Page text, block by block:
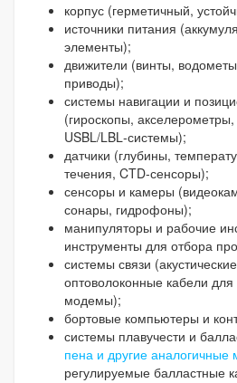
корпус (герметичный,
источники питания
элементы);
движители (винты,
приводы);
системы навигации и
(гироскопы, акселерометры,
USBL/LBL‑системы);
датчики (глубины,
течения, CTD‑сенсоры);
сенсоры и камеры
сонары, гидрофоны);
манипуляторы и рабочие
инструменты для отбора
системы связи
оптоволоконные кабели для
модемы);
бортовые компьютеры и
системы плавучести и
пена и другие аналогичные
регулируемые балластные